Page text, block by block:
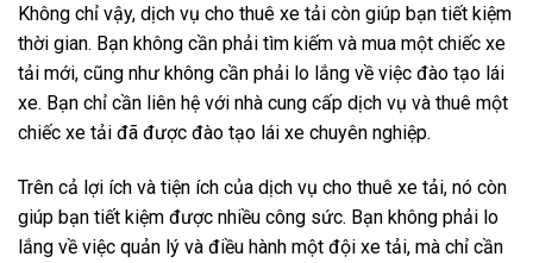
Không chỉ vậy, dịch vụ cho thuê xe tải còn giúp bạn tiết kiệm
thời gian. Bạn không cần phải tìm kiếm và mua một chiếc xe
tải mới, cũng như không cần phải lo lắng về việc đào tạo lái
xe. Bạn chỉ cần liên hệ với nhà cung cấp dịch vụ và thuê một
chiếc xe tải đã được đào tạo lái xe chuyên nghiệp.
Trên cả lợi ích và tiện ích của dịch vụ cho thuê xe tải, nó còn
giúp bạn tiết kiệm được nhiều công sức. Bạn không phải lo
lắng về việc quản lý và điều hành một đội xe tải, mà chỉ cần